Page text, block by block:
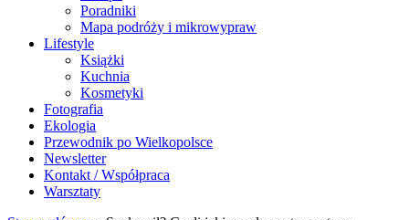
Poradniki
Mapa podróży i mikrowypraw
Lifestyle
Książki
Kuchnia
Kosmetyki
Fotografia
Ekologia
Przewodnik po Wielkopolsce
Newsletter
Kontakt / Współpraca
Warsztaty